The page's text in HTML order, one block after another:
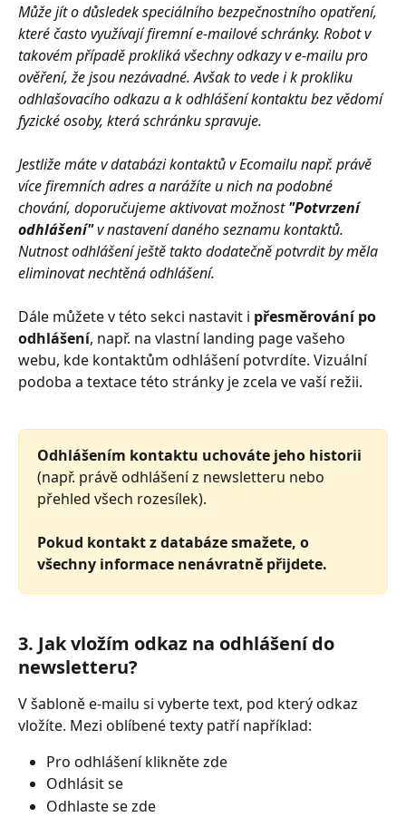
​Může jít o důsledek speciálního bezpečnostního opatření,
které často využívají firemní e-mailové schránky. Robot v
takovém případě prokliká všechny odkazy v e-mailu pro
ověření, že jsou nezávadné. Avšak to vede i k prokliku
odhlašovacího odkazu a k odhlášení kontaktu bez vědomí
fyzické osoby, která schránku spravuje.
Jestliže máte v databázi kontaktů v Ecomailu např. právě
více firemních adres a narážíte u nich na podobné
chování, doporučujeme aktivovat možnost "Potvrzení
odhlášení" v nastavení daného seznamu kontaktů.
Nutnost odhlášení ještě takto dodatečně potvrdit byměla
eliminovatnechtěná odhlášení.
Dále můžete v této sekci nastavit i přesměrování po
odhlášení, např. na vlastní landing page vašeho
webu, kde kontaktům odhlášení potvrdíte. Vizuální
podoba a textace této stránky je zcela ve vaší režii.
Odhlášením kontaktu uchováte jeho historii
(např. právě odhlášení z newsletteru nebo
přehled všech rozesílek).
Pokud kontakt z databáze smažete, o
všechny informace nenávratně přijdete.
3. Jak vložím odkaz na odhlášení do
newsletteru?
V šabloně e-mailu si vyberte text, pod který odkaz
vložíte. Mezi oblíbené texty patří například:
Pro odhlášení klikněte zde
Odhlásit se
Odhlaste se zde